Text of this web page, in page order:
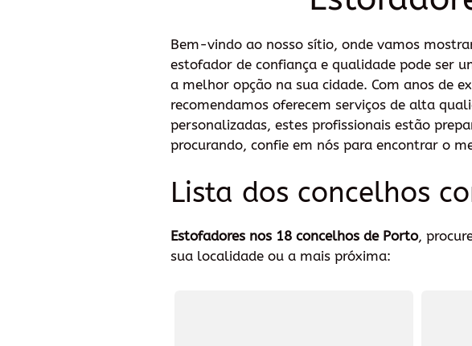
Bem-vindo ao nosso sítio, onde vamos
estofador de confiança e qualidade pode ser
a melhor opção na sua cidade. Com anos de
recomendamos oferecem serviços de alta
personalizadas, estes profissionais estão
procurando, confie em nós para encontrar o
Lista dos concelhos
Estofadores nos 18 concelhos de Porto,
sua localidade ou a mais próxima: